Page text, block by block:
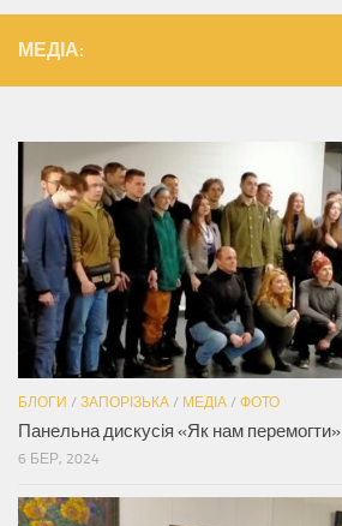
МЕДІА:
БЛОГИ / ЗАПОРІЗЬКА / МЕДІА / ФОТО
Панельна дискусія «Як нам перемогти»
6 БЕР, 2024